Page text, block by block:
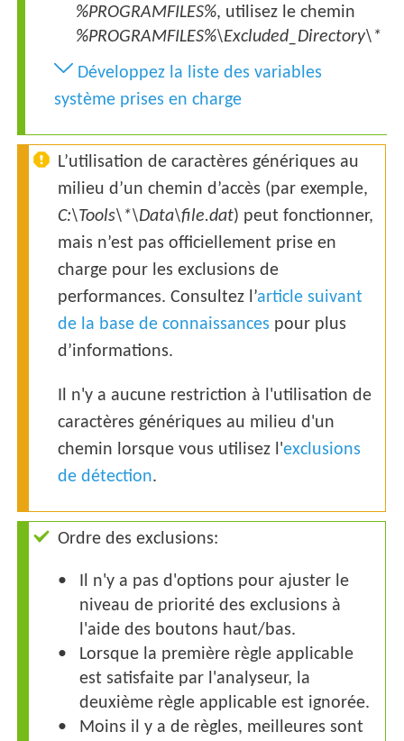
%PROGRAMFILES%, utilisez le chemin
%PROGRAMFILES%\Excluded_Directory\*
Développez la liste des variables
système prises en charge
L’utilisation de caractères génériques au
milieu d’un chemin d’accès (par exemple,
C:\Tools\*\Data\file.dat) peut fonctionner,
mais n’est pas officiellement prise en
charge pour les exclusions de
performances. Consultez l’article suivant
de la base de connaissances pour plus
d’informations.
Il n'y a aucune restriction à l'utilisation de
caractères génériques au milieu d'un
chemin lorsque vous utilisez l'exclusions
de détection.
Ordre des exclusions:
Il n'y a pas d'options pour ajuster le
niveau de priorité des exclusions à
l'aide des boutons haut/bas.
Lorsque la première règle applicable
est satisfaite par l'analyseur, la
deuxième règle applicable est ignorée.
Moins il y a de règles, meilleures sont